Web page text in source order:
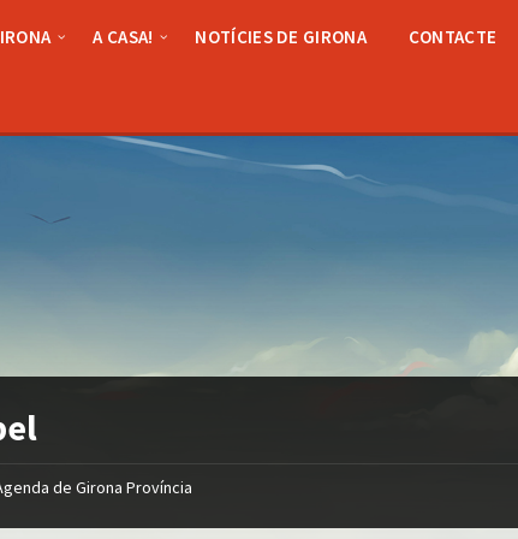
A CASA! NOTÍCIES DE GIRONA CONTACTE
de Girona Província